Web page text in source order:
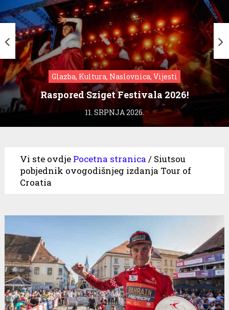
Glazba, Kultura, Naslovnica, Vijesti
Raspored Sziget Festivala 2026!
11. SRPNJA 2026.
Vi ste ovdje Pocetna stranica / Siutsou
pobjednik ovogodišnjeg izdanja Tour of
Croatia